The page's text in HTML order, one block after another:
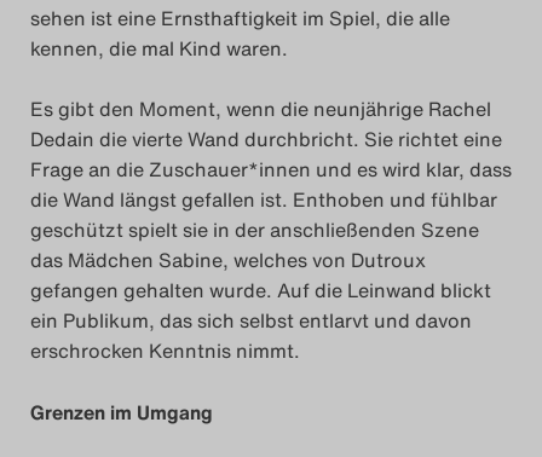
sehen ist eine Ernsthaftigkeit im Spiel, die alle
kennen, die mal Kind waren.
Es gibt den Moment, wenn die neunjährige Rachel
Dedain die vierte Wand durchbricht. Sie richtet eine
Frage an die Zuschauer*innen und es wird klar, dass
die Wand längst gefallen ist. Enthoben und fühlbar
geschützt spielt sie in der anschließenden Szene
das Mädchen Sabine, welches von Dutroux
gefangen gehalten wurde. Auf die Leinwand blickt
ein Publikum, das sich selbst entlarvt und davon
erschrocken Kenntnis nimmt.
Grenzen im Umgang